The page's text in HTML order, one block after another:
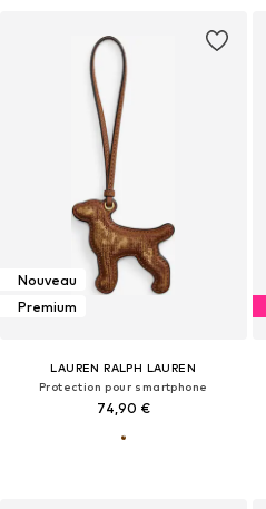
Nouveau
Premium
LAUREN RALPH LAUREN
Protection pour smartphone
74,90 €